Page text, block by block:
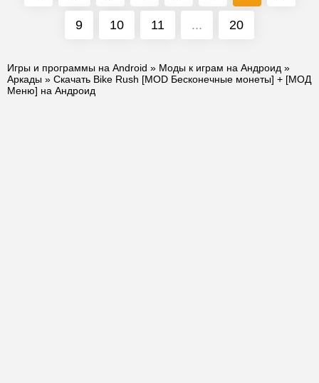
9 10 11 ... 20
Игры и программы на Android » Моды к играм на Андроид »
Аркады » Скачать Bike Rush [MOD Бесконечные монеты] + [МОД
Меню] на Андроид